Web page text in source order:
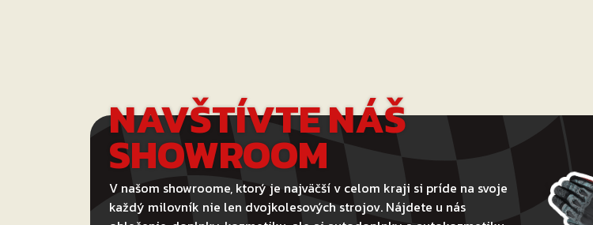
NAVŠTÍVTE NÁŠ
SHOWROOM
V našom showroome, ktorý je najväčší v celom kraji si príde na svoje
každý milovník nie len dvojkolesových strojov. Nájdete u nás